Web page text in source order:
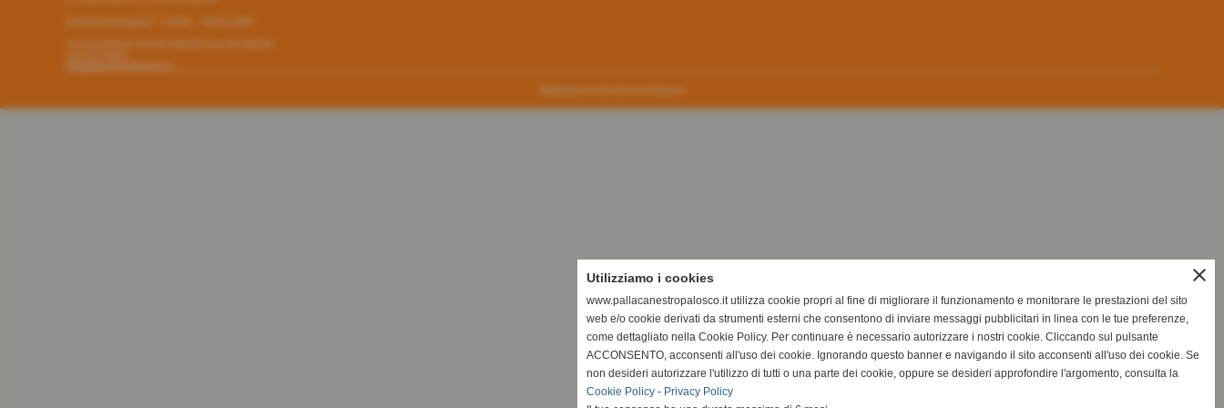
close
Utilizziamo i cookies
www.pallacanestropalosco.it utilizza cookie propri al fine di migliorare il funzionamento e monitorare le prestazioni del sito
web e/o cookie derivati da strumenti esterni che consentono di inviare messaggi pubblicitari in linea con le tue preferenze,
come dettagliato nella Cookie Policy. Per continuare è necessario autorizzare i nostri cookie. Cliccando sul pulsante
ACCONSENTO, acconsenti all'uso dei cookie. Ignorando questo banner e navigando il sito acconsenti all'uso dei cookie. Se
non desideri autorizzare l'utilizzo di tutti o una parte dei cookie, oppure se desideri approfondire l'argomento, consulta la
Cookie Policy - Privacy Policy